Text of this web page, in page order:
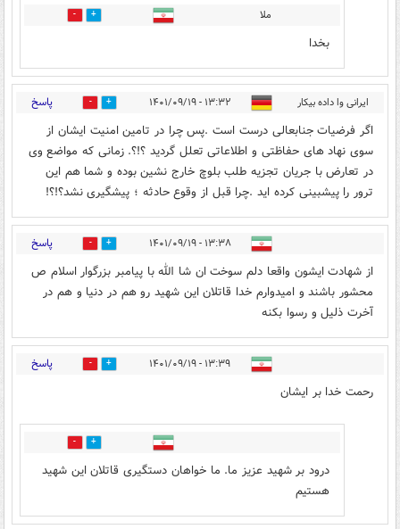
ملا 2
بخدا
ایرانی وا داده بیکار ۱۳:۳۲ - ۱۴۰۱/۰۹/۱۹ 2 پاسخ
اگر فرضیات جنابعالی درست است .پس چرا در تامین امنیت ایشان از
سوی نهاد های حفاظتی و اطلاعاتی تعلل گردید ؟!؟. زمانی که مواضع وی
در تعارض با جریان تجزیه طلب بلوچ خارج نشین بوده و شما هم این
ترور را پیشبینی کرده اید .چرا قبل از وقوع حادثه ؛ پیشگیری نشد؟!؟!
۱۳:۳۸ - ۱۴۰۱/۰۹/۱۹ 23 پاسخ
از شهادت ایشون واقعا دلم سوخت ان شا الله با پیامبر بزرگوار اسلام ص
محشور باشند و امیدوارم خدا قاتلان این شهید رو هم در دنیا و هم در
آخرت ذلیل و رسوا بکنه
۱۳:۳۹ - ۱۴۰۱/۰۹/۱۹ 21 پاسخ
رحمت خدا بر ایشان
5
درود بر شهید عزیز ما. ما خواهان دستگیری قاتلان این شهید
هستیم